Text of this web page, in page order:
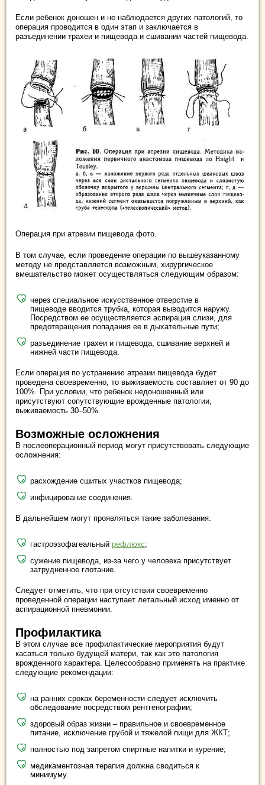
Если ребенок доношен и не наблюдается других патологий, то
операция проводится в один этап и заключается в
разъединении трахеи и пищевода и сшивании частей пищевода.
Операция при атрезии пищевода фото.
В том случае, если проведение операции по вышеуказанному
методу не представляется возможным, хирургическое
вмешательство может осуществляться следующим образом:
через специальное искусственное отверстие в
пищеводе вводится трубка, которая выводится наружу.
Посредством ее осуществляется аспирация слизи, для
предотвращения попадания ее в дыхательные пути;
разъединение трахеи и пищевода, сшивание верхней и
нижней части пищевода.
Если операция по устранению атрезии пищевода будет
проведена своевременно, то выживаемость составляет от 90 до
100%. При условии, что ребенок недоношенный или
присутствуют сопутствующие врожденные патологии,
выживаемость 30–50%.
Возможные осложнения
В послеоперационный период могут присутствовать следующие
осложнения:
расхождение сшитых участков пищевода;
инфицирование соединения.
В дальнейшем могут проявляться такие заболевания:
гастроэзофагеальный рефлюкс;
сужение пищевода, из-за чего у человека присутствует
затрудненное глотание.
Следует отметить, что при отсутствии своевременно
проведенной операции наступает летальный исход именно от
аспирационной пневмонии.
Профилактика
В этом случае все профилактические мероприятия будут
касаться только будущей матери, так как это патология
врожденного характера. Целесообразно применять на практике
следующие рекомендации:
на ранних сроках беременности следует исключить
обследование посредством рентгенографии;
здоровый образ жизни – правильное и своевременное
питание, исключение грубой и тяжелой пищи для ЖКТ;
полностью под запретом спиртные напитки и курение;
медикаментозная терапия должна сводиться к
минимуму.